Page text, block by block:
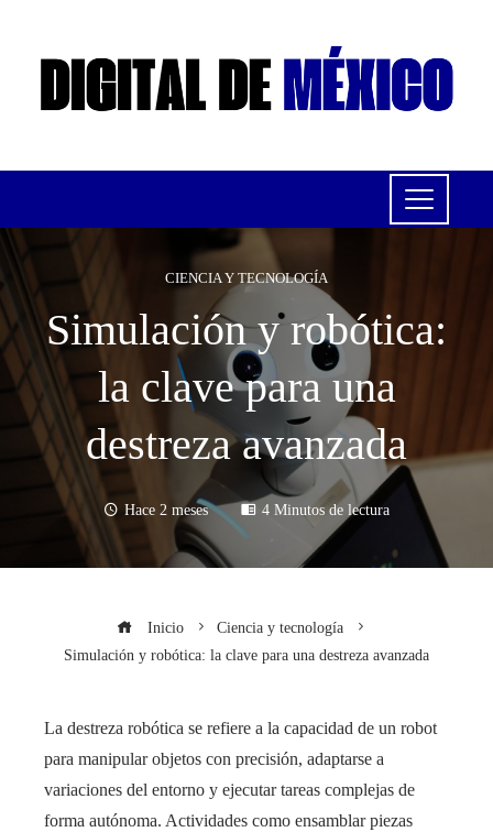
CIENCIA Y TECNOLOGÍA
Simulación y robótica:
la clave para una
destreza avanzada
Hace 2 meses 4 Minutos de lectura
Inicio
Ciencia y tecnología
Simulación y robótica: la clave para una destreza avanzada
La destreza robótica se refiere a la capacidad de un robot
para manipular objetos con precisión, adaptarse a
variaciones del entorno y ejecutar tareas complejas de
forma autónoma. Actividades como ensamblar piezas